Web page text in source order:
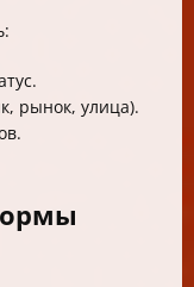
рынок, улица).